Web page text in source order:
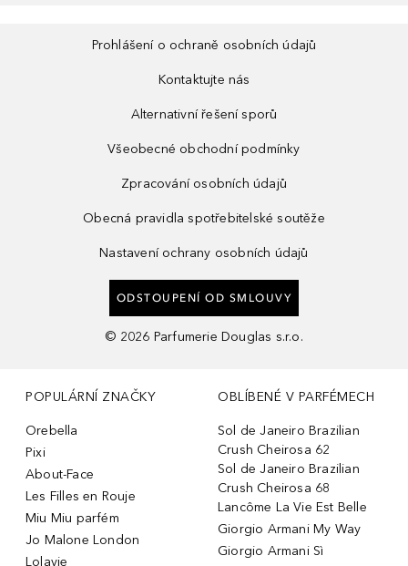
Prohlášení o ochraně osobních údajů
Kontaktujte nás
Alternativní řešení sporů
Všeobecné obchodní podmínky
Zpracování osobních údajů
Obecná pravidla spotřebitelské soutěže
Nastavení ochrany osobních údajů
ODSTOUPENÍ OD SMLOUVY
© 2026 Parfumerie Douglas s.r.o.
POPULÁRNÍ ZNAČKY
Orebella
Pixi
About-Face
Les Filles en Rouje
Miu Miu parfém
Jo Malone London
Lolavie
OBLÍBENÉ V PARFÉMECH
Sol de Janeiro Brazilian
Crush Cheirosa 62
Sol de Janeiro Brazilian
Crush Cheirosa 68
Lancôme La Vie Est Belle
Giorgio Armani My Way
Giorgio Armani Sì